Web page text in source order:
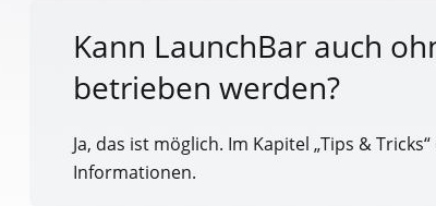
Kann LaunchBar auch
betrieben werden?
Ja, das ist möglich. Im Kapitel „Tips &
Informationen.